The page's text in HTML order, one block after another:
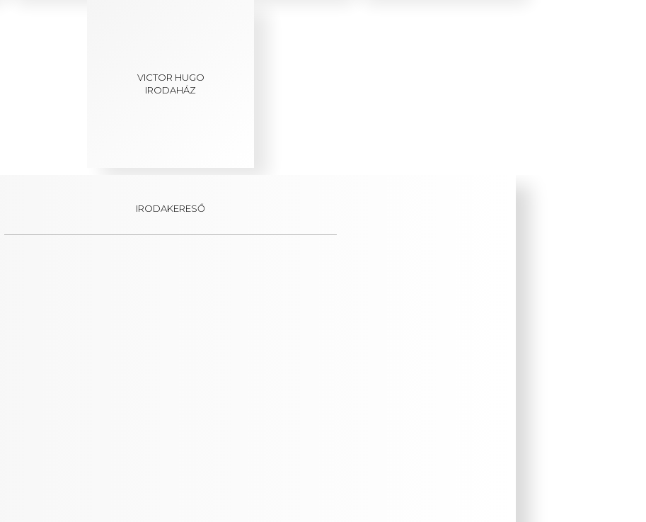
VICTOR HUGO
IRODAHÁZ
IRODAKERESŐ